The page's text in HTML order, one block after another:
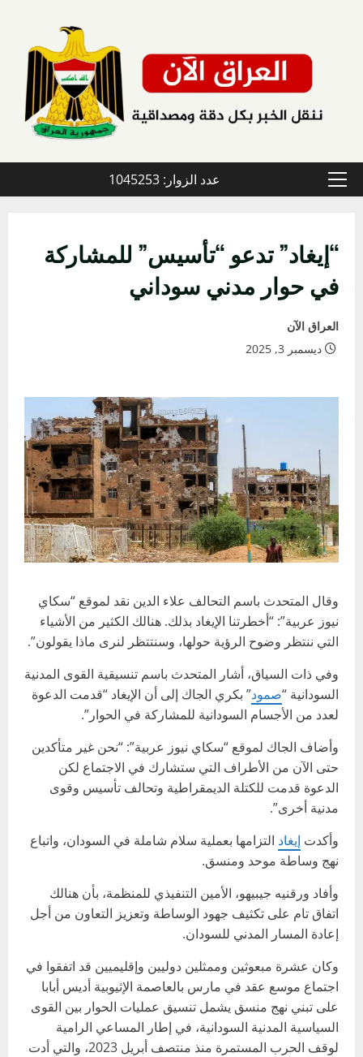
القائمة
عدد الزوار: 1045253
“إيغاد” تدعو “تأسيس” للمشاركة
في حوار مدني سوداني
العراق الآن
ديسمبر 3, 2025
وقال المتحدث باسم التحالف علاء الدين نقد لموقع “سكاي
نيوز عربية”: “أخطرتنا الإيغاد بذلك. هنالك الكثير من الأشياء
التي ننتظر وضوح الرؤية حولها، وسنتتظر لنرى ماذا يقولون”.
وفي ذات السياق، أشار المتحدث باسم تنسيقية القوى المدنية
السودانية “صمود” بكري الجاك إلى أن الإيغاد “قدمت الدعوة
لعدد من الأجسام السودانية للمشاركة في الحوار”.
وأضاف الجاك لموقع “سكاي نيوز عربية”: “نحن غير متأكدين
حتى الآن من الأطراف التي ستشارك في الاجتماع لكن
الدعوة قدمت للكتلة الديمقراطية وتحالف تأسيس وقوى
مدنية أخرى”.
وأكدت إيغاد التزامها بعملية سلام شاملة في السودان، واتباع
نهج وساطة موحد ومنسق.
وأفاد ورقنيه جيبيهو، الأمين التنفيذي للمنظمة، بأن هنالك
اتفاق تام على تكثيف جهود الوساطة وتعزيز التعاون من أجل
إعادة المسار المدني للسودان.
وكان عشرة مبعوثين وممثلين دوليين وإقليميين قد اتفقوا في
اجتماع موسع عقد في مارس بالعاصمة الإثيوبية أديس أبابا
على تبني نهج منسق يشمل تنسيق عمليات الحوار بين القوى
السياسية المدنية السودانية، في إطار المساعي الرامية
لوقف الحرب المستمرة منذ منتصف أبريل 2023، والتي أدت